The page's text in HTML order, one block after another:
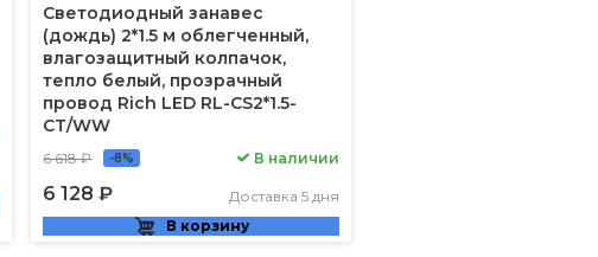
Светодиодный занавес
(дождь) 2*1.5 м облегченный,
влагозащитный колпачок,
тепло белый, прозрачный
провод Rich LED RL-CS2*1.5-
CT/WW
6 618 ₽ -8%
6 128 ₽
В наличии
Доставка 5 дня
В корзину